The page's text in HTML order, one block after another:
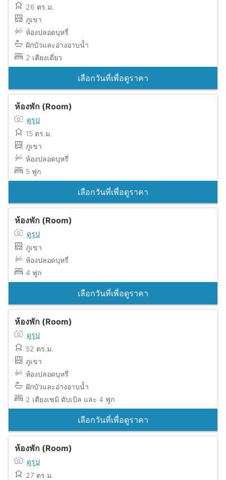
26 ตร.ม.
ภูเขา
ห้องปลอดบุหรี่
ฝักบัวและอ่างอาบน้ำ
2 เตียงเดี่ยว
เลือกวันที่เพื่อดูราคา
ห้องพัก (Room)
ดูรูป
15 ตร.ม.
ภูเขา
ห้องปลอดบุหรี่
5 ฟูก
เลือกวันที่เพื่อดูราคา
ห้องพัก (Room)
ดูรูป
ภูเขา
ห้องปลอดบุหรี่
4 ฟูก
เลือกวันที่เพื่อดูราคา
ห้องพัก (Room)
ดูรูป
52 ตร.ม.
ภูเขา
ห้องปลอดบุหรี่
ฝักบัวและอ่างอาบน้ำ
2 เตียงเซมิ ดับเบิล และ 4 ฟูก
เลือกวันที่เพื่อดูราคา
ห้องพัก (Room)
ดูรูป
27 ตร.ม.